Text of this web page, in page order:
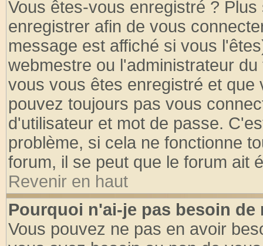
Vous êtes-vous enregistré ?
enregistrer afin de vous
message est affiché si vous
webmestre ou l'administrateur
vous vous êtes enregistré et
pouvez toujours pas vous
d'utilisateur et mot de passe.
problème, si cela ne fonctionne
forum, il se peut que le forum ait
Revenir en haut
Pourquoi n'ai-je pas besoin de
Vous pouvez ne pas en avoir